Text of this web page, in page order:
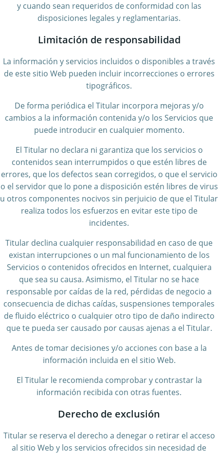
y cuando sean requeridos de conformidad con las
disposiciones legales y reglamentarias.
Limitación de responsabilidad
La información y servicios incluidos o disponibles a través
de este sitio Web pueden incluir incorrecciones o errores
tipográficos.
De forma periódica el Titular incorpora mejoras y/o
cambios a la información contenida y/o los Servicios que
puede introducir en cualquier momento.
El Titular no declara ni garantiza que los servicios o
contenidos sean interrumpidos o que estén libres de
errores, que los defectos sean corregidos, o que el servicio
o el servidor que lo pone a disposición estén libres de virus
u otros componentes nocivos sin perjuicio de que el Titular
realiza todos los esfuerzos en evitar este tipo de
incidentes.
Titular declina cualquier responsabilidad en caso de que
existan interrupciones o un mal funcionamiento de los
Servicios o contenidos ofrecidos en Internet, cualquiera
que sea su causa. Asimismo, el Titular no se hace
responsable por caídas de la red, pérdidas de negocio a
consecuencia de dichas caídas, suspensiones temporales
de fluido eléctrico o cualquier otro tipo de daño indirecto
que te pueda ser causado por causas ajenas a el Titular.
Antes de tomar decisiones y/o acciones con base a la
información incluida en el sitio Web.
El Titular le recomienda comprobar y contrastar la
información recibida con otras fuentes.
Derecho de exclusión
Titular se reserva el derecho a denegar o retirar el acceso
al sitio Web y los servicios ofrecidos sin necesidad de